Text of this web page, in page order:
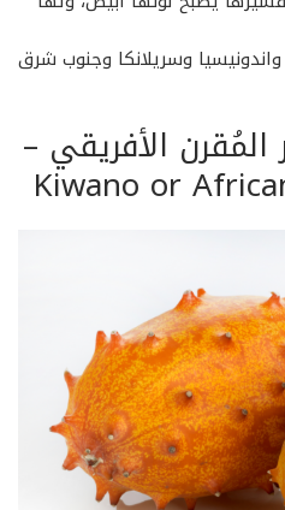
وسريلانكا وجنوب شرق
المُقرن الأفريقي –
Kiwano or